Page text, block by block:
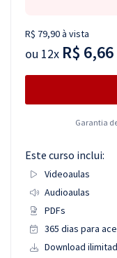
R$ 79,90 à vista
ou 12x R$ 6,66
Garantia
Este curso inclui:
Videoaulas
Audioaulas
PDFs
365 dias para
Download